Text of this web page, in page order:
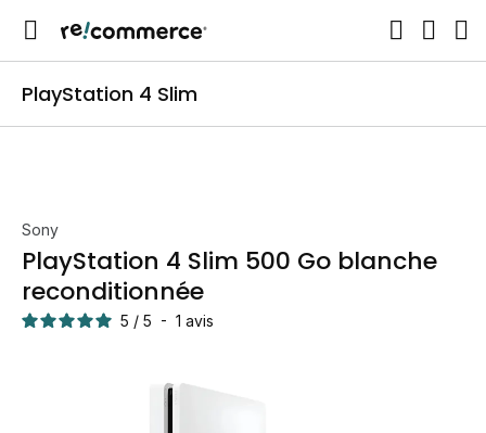
PlayStation 4 Slim
Sony
PlayStation 4 Slim 500 Go blanche
reconditionnée
5 / 5 - 1 avis